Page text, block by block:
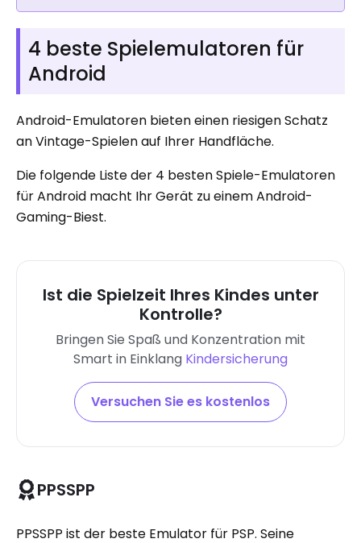
4 beste Spielemulatoren für
Android
Android-Emulatoren bieten einen riesigen Schatz
an Vintage-Spielen auf Ihrer Handfläche.
Die folgende Liste der 4 besten Spiele-Emulatoren
für Android macht Ihr Gerät zu einem Android-
Gaming-Biest.
Ist die Spielzeit Ihres Kindes unter
Kontrolle?
Bringen Sie Spaß und Konzentration mit
Smart in Einklang Kindersicherung
Versuchen Sie es kostenlos
PPSSPP
PPSSPP ist der beste Emulator für PSP. Seine